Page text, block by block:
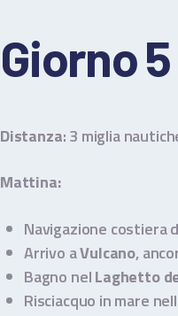
Giorno
Distanza: 3 miglia
Mattina:
Navigazione costiera
Arrivo aVulcano,
Bagno nelLaghetto
Risciacquo in mare